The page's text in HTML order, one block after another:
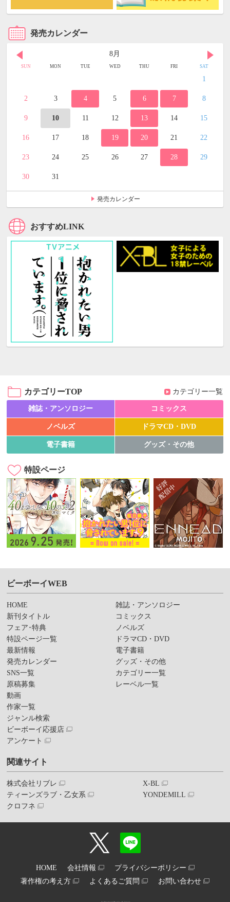
発売カレンダー
8月
SUN MON TUE WED THU FRI SAT
1
2 3 4 5 6 7 8
9 10 11 12 13 14 15
16 17 18 19 20 21 22
23 24 25 26 27 28 29
30 31
発売カレンダー
おすすめLINK
カテゴリーTOP カテゴリー一覧
雑誌・アンソロジー コミックス
ノベルズ ドラマCD・DVD
電子書籍 グッズ・その他
特設ページ
ビーボーイWEB
HOME
新刊タイトル
フェア･特典
特設ページ一覧
最新情報
発売カレンダー
SNS一覧
原稿募集
動画
作家一覧
ジャンル検索
ビーボーイ応援店
アンケート
雑誌・アンソロジー
コミックス
ノベルズ
ドラマCD・DVD
電子書籍
グッズ・その他
カテゴリー一覧
レーベル一覧
関連サイト
株式会社リブレ
ティーンズラブ・乙女系
クロフネ
X-BL
YONDEMILL
HOME 会社情報
プライバシーポリシー
著作権の考え方
よくあるご質問 お問い合わせ